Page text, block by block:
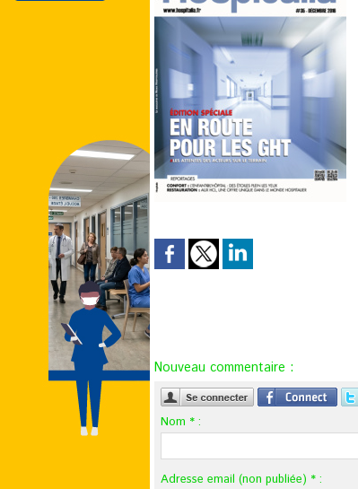
Nouveau commentaire :
Nom * :
Adresse email (non publiée) * :